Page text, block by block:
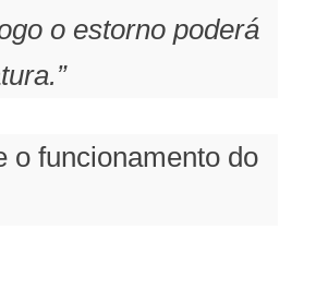
o estorno poderá
o funcionamento do